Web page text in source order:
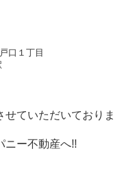
口１丁目
ていただいておりま
ニー不動産へ!!